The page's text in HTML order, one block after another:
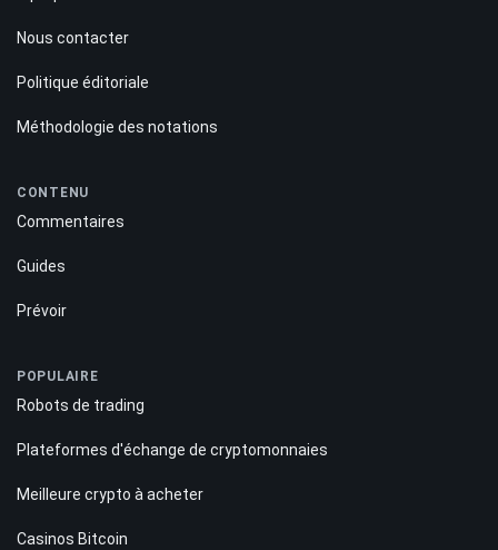
Nous contacter
Politique éditoriale
Méthodologie des notations
CONTENU
Commentaires
Guides
Prévoir
POPULAIRE
Robots de trading
Plateformes d'échange de cryptomonnaies
Meilleure crypto à acheter
Casinos Bitcoin